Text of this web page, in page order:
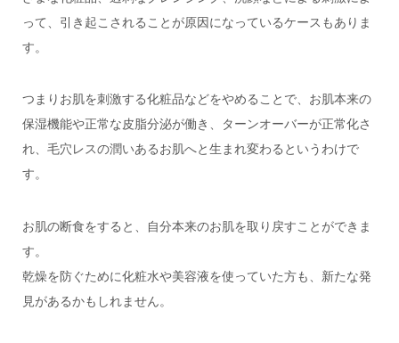
って、引き起こされることが原因になっているケースもありま
す。
つまりお肌を刺激する化粧品などをやめることで、お肌本来の
保湿機能や正常な皮脂分泌が働き、ターンオーバーが正常化さ
れ、毛穴レスの潤いあるお肌へと生まれ変わるというわけで
す。
お肌の断食をすると、自分本来のお肌を取り戻すことができま
す。
乾燥を防ぐために化粧水や美容液を使っていた方も、新たな発
見があるかもしれません。